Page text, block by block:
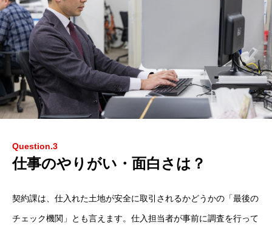
Question.3
仕事のやりがい・面白さは？
契約課は、仕入れた土地が安全に取引されるかどうかの「最後の
チェック機関」とも言えます。仕入担当者が事前に調査を行って